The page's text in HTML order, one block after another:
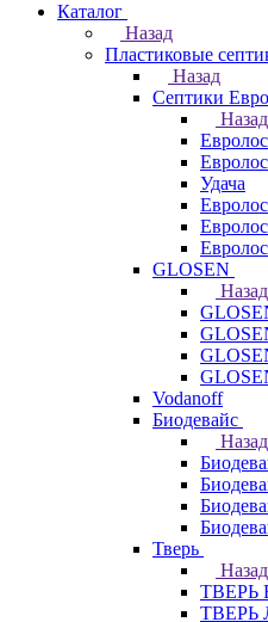
Каталог
Назад
Пластиковые
Назад
Септики
Назад
Удача
GLOSEN
Назад
Vodanoff
Биодевайс
Назад
Тверь
Назад
ТВЕРЬ
ТВЕРЬ